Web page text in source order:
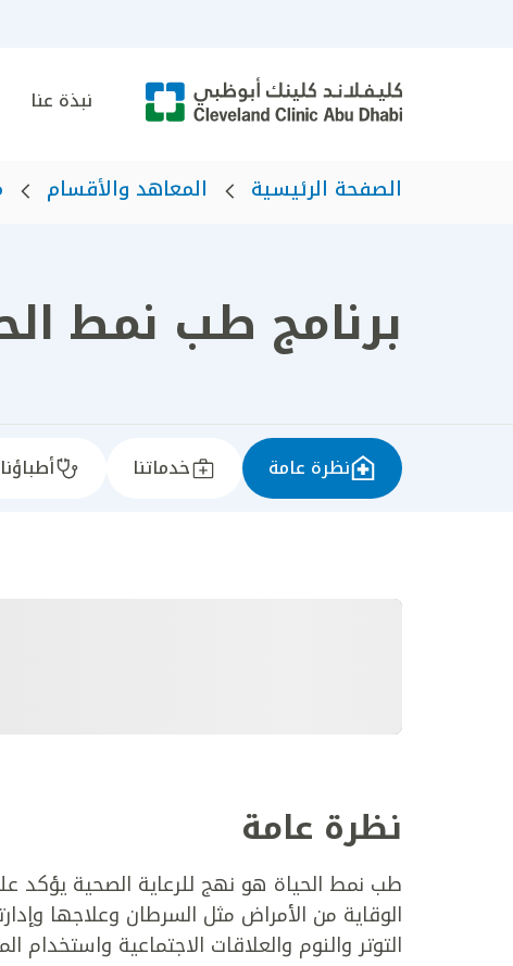
نبذة عنا
الصفحة الرئيسية المعاهد والأقسام
برنامج طب نمط
نظرة عامة خدماتنا أطباؤنا
نظرة عامة
طب نمط الحياة هو نهج للرعاية الصحية يؤكد
الوقاية من الأمراض مثل السرطان وعلاجها
التوتر والنوم والعلاقات الاجتماعية واستخدام